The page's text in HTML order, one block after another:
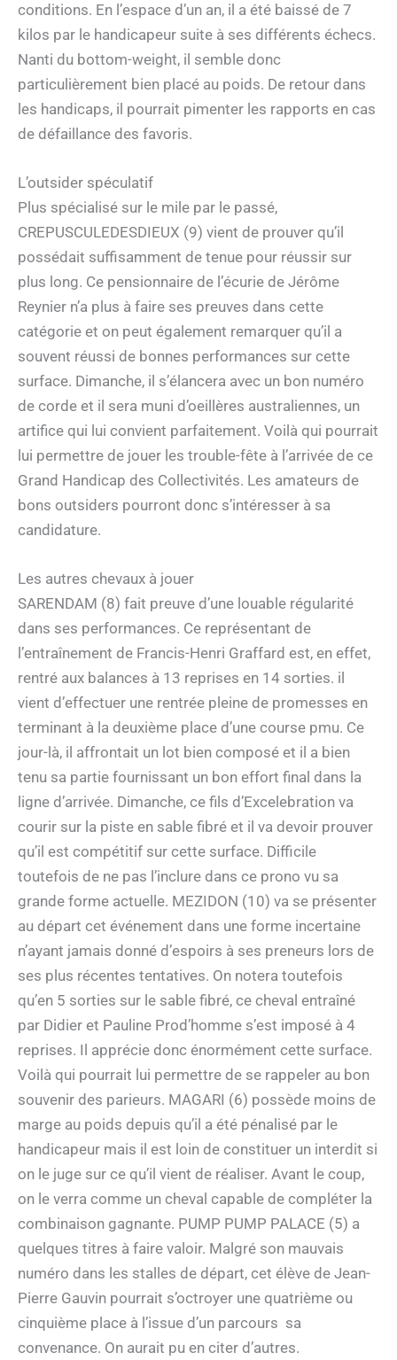
conditions. En l’espace d’un an, il a été baissé de 7
kilos par le handicapeur suite à ses différents échecs.
Nanti du bottom-weight, il semble donc
particulièrement bien placé au poids. De retour dans
les handicaps, il pourrait pimenter les rapports en cas
de défaillance des favoris.
L’outsider spéculatif
Plus spécialisé sur le mile par le passé,
CREPUSCULEDESDIEUX (9) vient de prouver qu’il
possédait suffisamment de tenue pour réussir sur
plus long. Ce pensionnaire de l’écurie de Jérôme
Reynier n’a plus à faire ses preuves dans cette
catégorie et on peut également remarquer qu’il a
souvent réussi de bonnes performances sur cette
surface. Dimanche, il s’élancera avec un bon numéro
de corde et il sera muni d’oeillères australiennes, un
artifice qui lui convient parfaitement. Voilà qui pourrait
lui permettre de jouer les trouble-fête à l’arrivée de ce
Grand Handicap des Collectivités. Les amateurs de
bons outsiders pourront donc s’intéresser à sa
candidature.
Les autres chevaux à jouer
SARENDAM (8) fait preuve d’une louable régularité
dans ses performances. Ce représentant de
l’entraînement de Francis-Henri Graffard est, en effet,
rentré aux balances à 13 reprises en 14 sorties. il
vient d’effectuer une rentrée pleine de promesses en
terminant à la deuxième place d’une course pmu. Ce
jour-là, il affrontait un lot bien composé et il a bien
tenu sa partie fournissant un bon effort final dans la
ligne d’arrivée. Dimanche, ce fils d’Excelebration va
courir sur la piste en sable fibré et il va devoir prouver
qu’il est compétitif sur cette surface. Difficile
toutefois de ne pas l’inclure dans ce prono vu sa
grande forme actuelle. MEZIDON (10) va se présenter
au départ cet événement dans une forme incertaine
n’ayant jamais donné d’espoirs à ses preneurs lors de
ses plus récentes tentatives. On notera toutefois
qu’en 5 sorties sur le sable fibré, ce cheval entraîné
par Didier et Pauline Prod’homme s’est imposé à 4
reprises. Il apprécie donc énormément cette surface.
Voilà qui pourrait lui permettre de se rappeler au bon
souvenir des parieurs. MAGARI (6) possède moins de
marge au poids depuis qu’il a été pénalisé par le
handicapeur mais il est loin de constituer un interdit si
on le juge sur ce qu’il vient de réaliser. Avant le coup,
on le verra comme un cheval capable de compléter la
combinaison gagnante. PUMP PUMP PALACE (5) a
quelques titres à faire valoir. Malgré son mauvais
numéro dans les stalles de départ, cet élève de Jean-
Pierre Gauvin pourrait s’octroyer une quatrième ou
cinquième place à l’issue d’un parcours sa
convenance. On aurait pu en citer d’autres.